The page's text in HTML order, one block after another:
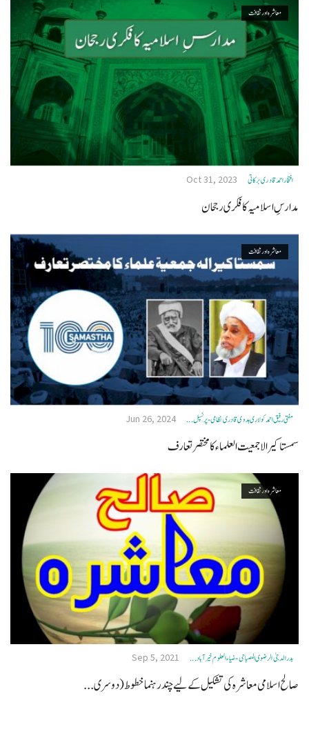
معاشرہ اور ثقافت
افتخاراحمدقادری برکاتی Oct 31, 2023
مدارسِ اسلامیہ کا فکری رجحان
معاشرہ اور ثقافت
مفتی رفیق احمد کولاری ہدوی قادری نظامی- پرنسپل ... Jun 26, 2024
سمستا کیرالا جمعیت العلماء کا مختصر تعارف
معاشرہ اور ثقافت
بدر الدجیٰ الرضوی المصباحی- ضیاء العلوم خیرآباد ... Sep 5, 2021
صالح اسلامی معاشرہ کی تشکیل کے لیے چند رہنما خطوط (دوسری...